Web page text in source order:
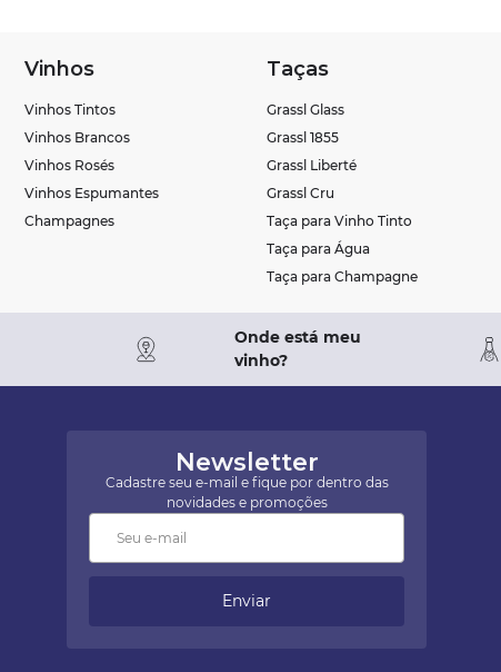
Vinhos
Vinhos Tintos
Vinhos Brancos
Vinhos Rosés
Vinhos Espumantes
Champagnes
Taças
Grassl Glass
Grassl 1855
Grassl Liberté
Grassl Cru
Taça para Vinho Tinto
Taça para Água
Taça para Champagne
Onde está meu
vinho?
Newsletter
Cadastre seu e-mail e fique por dentro das
novidades e promoções
Enviar